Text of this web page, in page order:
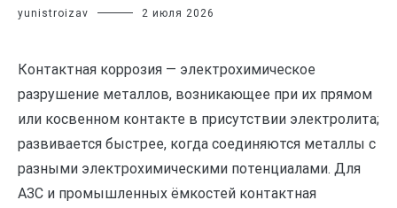
yunistroizav 2 июля 2026
Контактная коррозия — электрохимическое
разрушение металлов, возникающее при их прямом
или косвенном контакте в присутствии электролита;
развивается быстрее, когда соединяются металлы с
разными электрохимическими потенциалами. Для
АЗС и промышленных ёмкостей контактная